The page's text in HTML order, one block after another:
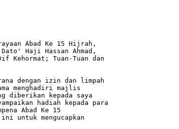
Abad Ke 15 Hijrah,
Haji Hassan Ahmad,
Kehormat; Tuan-Tuan dan
dengan izin dan limpah
menghadiri majlis
diberikan kepada saya
hadiah kepada para
Abad Ke 15
untuk mengucapkan